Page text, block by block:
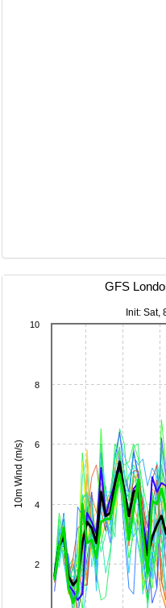
10m Wind (m/s)
2
4
6
8
10
GFS